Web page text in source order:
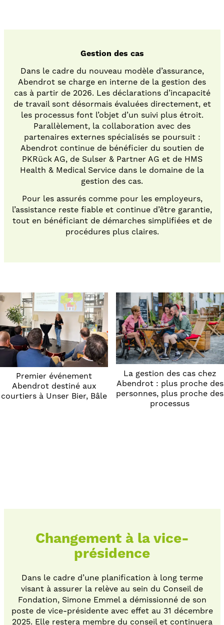
Gestion des cas
Dans le cadre du nouveau modèle d’assurance,
Abendrot se charge en interne de la gestion des
cas à partir de 2026. Les déclarations d’incapacité
de travail sont désormais évaluées directement, et
les processus font l’objet d’un suivi plus étroit.
Parallèlement, la collaboration avec des
partenaires externes spécialisés se poursuit :
Abendrot continue de bénéficier du soutien de
PKRück AG, de Sulser & Partner AG et de HMS
Health & Medical Service dans le domaine de la
gestion des cas.
Pour les assurés comme pour les employeurs,
l’assistance reste fiable et continue d’être garantie,
tout en bénéficiant de démarches simplifiées et de
procédures plus claires.
Premier événement
Abendrot destiné aux
courtiers à Unser Bier, Bâle
La gestion des cas chez
Abendrot : plus proche des
personnes, plus proche des
processus
Changement à la vice-
présidence
Dans le cadre d’une planification à long terme
visant à assurer la relève au sein du Conseil de
Fondation, Simone Emmel a démissionné de son
poste de vice-présidente avec effet au 31 décembre
2025. Elle restera membre du conseil et continuera